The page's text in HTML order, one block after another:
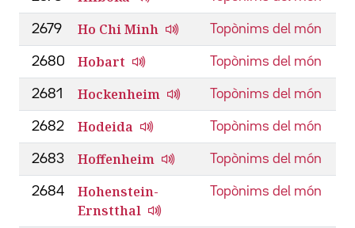
2679 Ho Chi Minh Topònims del món
2680 Hobart Topònims del món
2681 Hockenheim Topònims del món
2682 Hodeida Topònims del món
2683 Hoffenheim Topònims del món
2684
Hohenstein-
Ernstthal
Topònims del món